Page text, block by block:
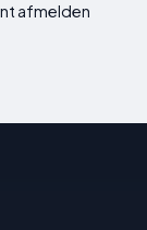
afmelden